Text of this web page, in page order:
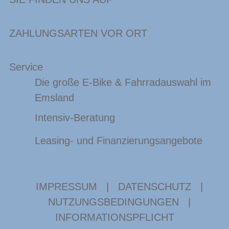
ZAHLUNGSARTEN VOR ORT
Service
Die große E-Bike & Fahrradauswahl im
Emsland
Intensiv-Beratung
Leasing- und Finanzierungsangebote
IMPRESSUM DATENSCHUTZ
NUTZUNGSBEDINGUNGEN
INFORMATIONSPFLICHT